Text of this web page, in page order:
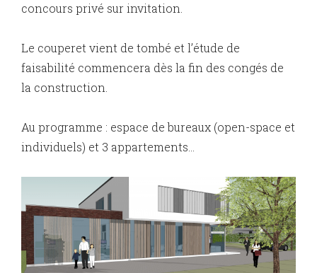
concours privé sur invitation.
Le couperet vient de tombé et l’étude de
faisabilité commencera dès la fin des congés de
la construction.
Au programme : espace de bureaux (open-space et
individuels) et 3 appartements…